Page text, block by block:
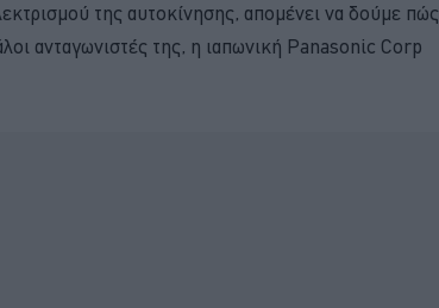
της αυτοκίνησης, απομένει να δούμε πώς
ανταγωνιστές της, η ιαπωνική Panasonic Corp